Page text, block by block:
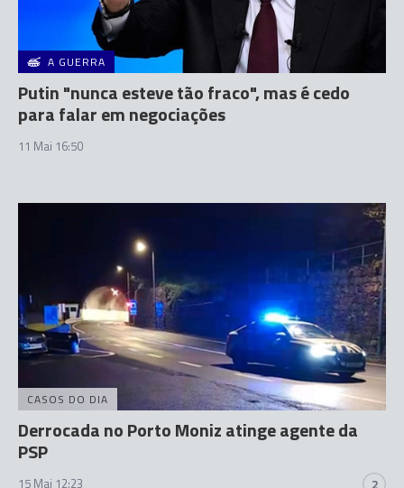
A GUERRA
Putin "nunca esteve tão fraco", mas é cedo
para falar em negociações
11 Mai 16:50
CASOS DO DIA
Derrocada no Porto Moniz atinge agente da
PSP
15 Mai 12:23 2